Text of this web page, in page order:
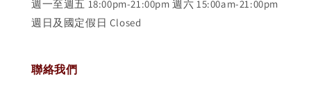
週一至週五 18:00pm-21:00pm 週六 15:00am-21:00pm
週日及國定假日 Closed
聯絡我們